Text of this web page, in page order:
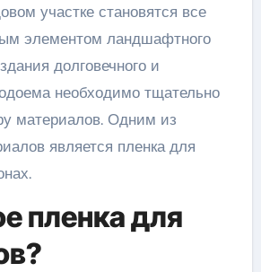
элементом ландшафтного
долговечного и
необходимо тщательно
материалов. Одним из
является пленка для
пленка для